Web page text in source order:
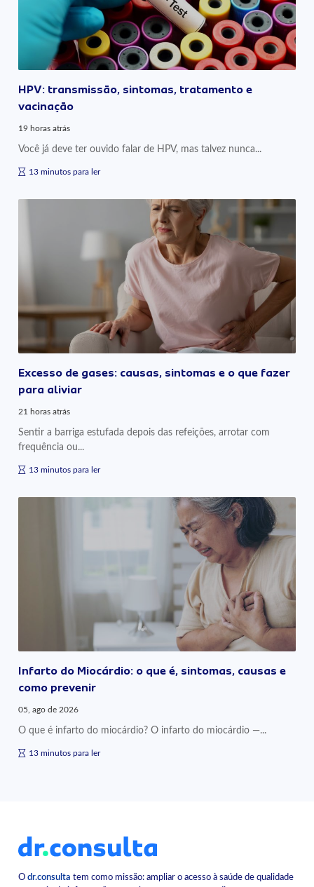
HPV: transmissão, sintomas, tratamento e
vacinação
19 horas atrás
Você já deve ter ouvido falar de HPV, mas talvez nunca...
13 minutos para ler
Excesso de gases: causas, sintomas e o que fazer
para aliviar
21 horas atrás
Sentir a barriga estufada depois das refeições, arrotar com
frequência ou...
13 minutos para ler
Infarto do Miocárdio: o que é, sintomas, causas e
como prevenir
05, ago de 2026
O que é infarto do miocárdio? O infarto do miocárdio —...
13 minutos para ler
Odr.consulta tem como missão: ampliar o acesso à saúde de qualidade